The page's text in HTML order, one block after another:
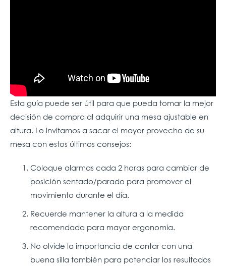
Esta guía puede ser útil para que pueda tomar la mejor
decisión de compra al adquirir una mesa ajustable en
altura. Lo invitamos a sacar el mayor provecho de su
mesa con estos últimos consejos:
Coloque alarmas cada 2 horas para cambiar de
posición sentado/parado para promover el
movimiento durante el día.
Recuerde mantener la altura a la medida
recomendada para mayor ergonomía.
No olvide la importancia de contar con una
buena silla también para potenciar los resultados